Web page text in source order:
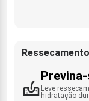
Leve
hidratação